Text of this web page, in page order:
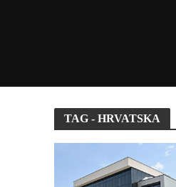
TAG - HRVATSKA